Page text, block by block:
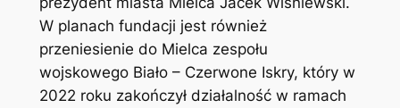
W planach fundacji jest również
przeniesienie do Mielca zespołu
wojskowego Biało – Czerwone Iskry, który w
2022 roku zakończył działalność w ramach